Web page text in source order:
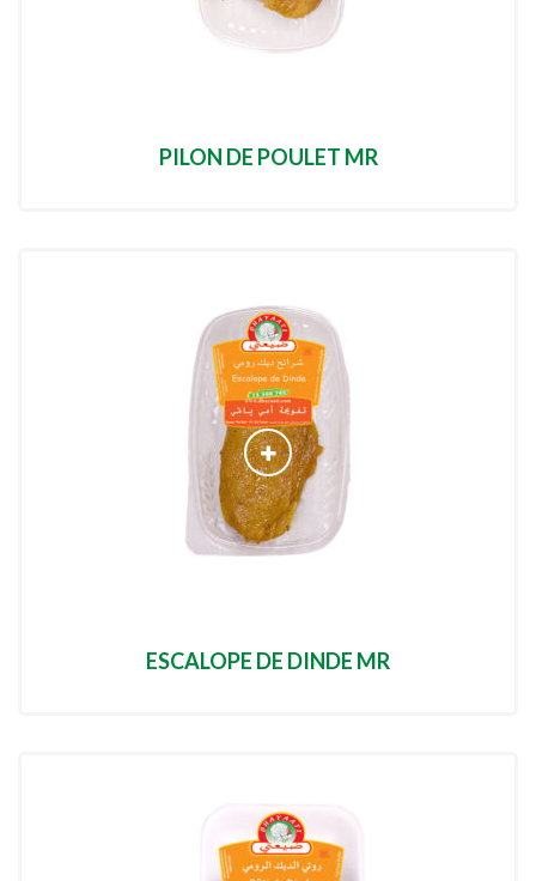
PILON DE POULET MR
ESCALOPE DE DINDE MR